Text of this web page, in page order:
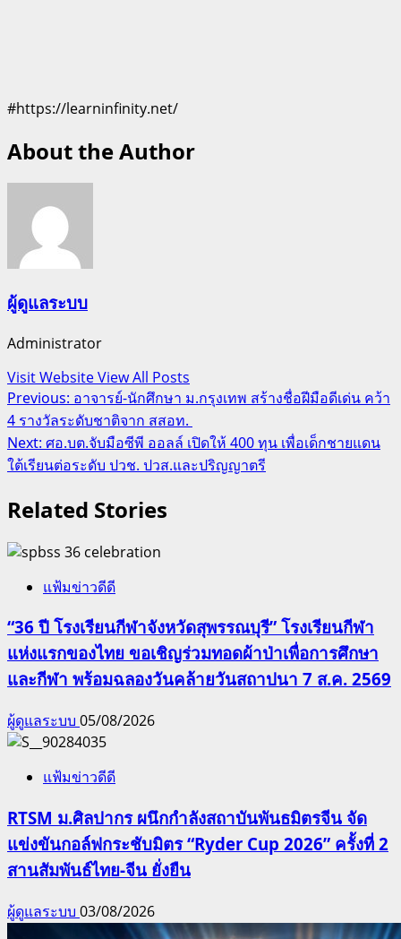
#https://learninfinity.net/
About the Author
ผู้ดูแลระบบ
Administrator
Visit WebsiteView All Posts
Post
navigation
Previous: อาจารย์-นักศึกษา ม.กรุงเทพ สร้างชื่อฝีมือดีเด่น คว้า
4 รางวัลระดับชาติจาก สสอท.
Next: ศอ.บต.จับมือซีพี ออลล์ เปิดให้ 400 ทุน เพื่อเด็กชายแดน
ใต้เรียนต่อระดับ ปวช. ปวส.และปริญญาตรี
Related Stories
แฟ้มข่าวดีดี
“36 ปี โรงเรียนกีฬาจังหวัดสุพรรณบุรี” โรงเรียนกีฬา
แห่งแรกของไทย ขอเชิญร่วมทอดผ้าป่าเพื่อการศึกษา
และกีฬา พร้อมฉลองวันคล้ายวันสถาปนา 7 ส.ค. 2569
ผู้ดูแลระบบ 05/08/2026
แฟ้มข่าวดีดี
RTSM ม.ศิลปากร ผนึกกำลังสถาบันพันธมิตรจีน จัด
แข่งขันกอล์ฟกระชับมิตร “Ryder Cup 2026” ครั้งที่ 2
สานสัมพันธ์ไทย-จีน ยั่งยืน
ผู้ดูแลระบบ 03/08/2026